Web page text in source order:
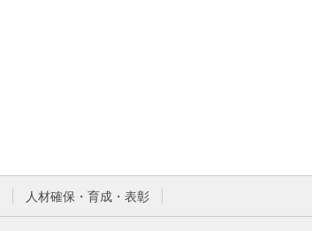
人材確保・育成・表彰